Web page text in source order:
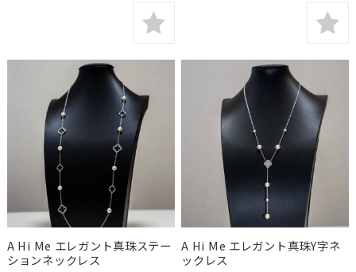
A Hi Me エレガント真珠ステー
ションネックレス
A Hi Me エレガント真珠Y字ネ
ックレス